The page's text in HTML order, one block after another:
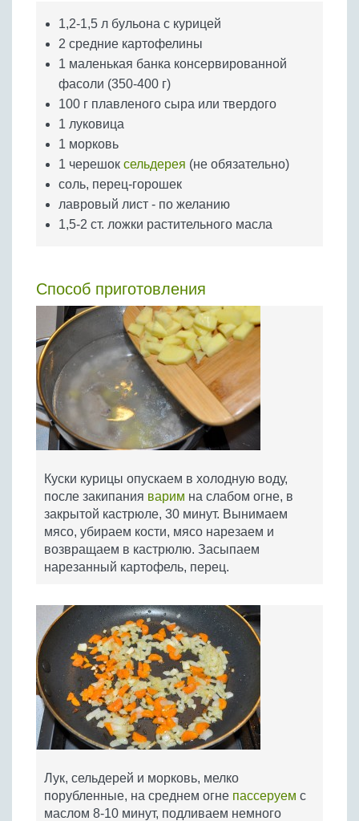
Яйца
Крупы
1,2-1,5 л бульона с курицей
2 средние картофелины
1 маленькая банка консервированной
фасоли (350-400 г)
100 г плавленого сыра или твердого
1 луковица
1 морковь
1 черешок сельдерея (не обязательно)
соль, перец-горошек
лавровый лист - по желанию
1,5-2 ст. ложки растительного масла
Способ приготовления
Куски курицы опускаем в холодную воду,
после закипания варим на слабом огне, в
закрытой кастрюле, 30 минут. Вынимаем
мясо, убираем кости, мясо нарезаем и
возвращаем в кастрюлю. Засыпаем
нарезанный картофель, перец.
Лук, сельдерей и морковь, мелко
порубленные, на среднем огне пассеруем с
маслом 8-10 минут, подливаем немного